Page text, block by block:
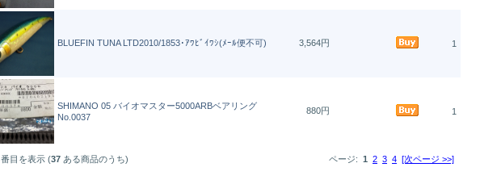
BLUEFIN TUNA LTD2010/1853･ｱﾜﾋﾞｲﾜｼ(ﾒｰﾙ便不可) 3,564円 1
SHIMANO 05 バイオマスター5000ARBベアリング
No.0037
880円 1
番目を表示 (37 ある商品のうち) ページ: 1 2 3 4 [次ページ >>]